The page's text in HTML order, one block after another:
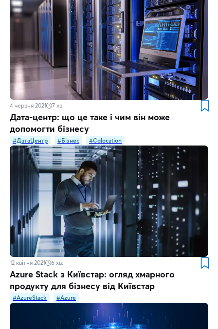
4 червня 2021 7 хв.
Дата-центр: що це таке і чим він може
допомогти бізнесу
#ДатаЦентр #Бізнес #Colocation
12 квітня 2021 6 хв.
Azure Stack з Київстар: огляд хмарного
продукту для бізнесу від Київстар
#AzureStack #Azure